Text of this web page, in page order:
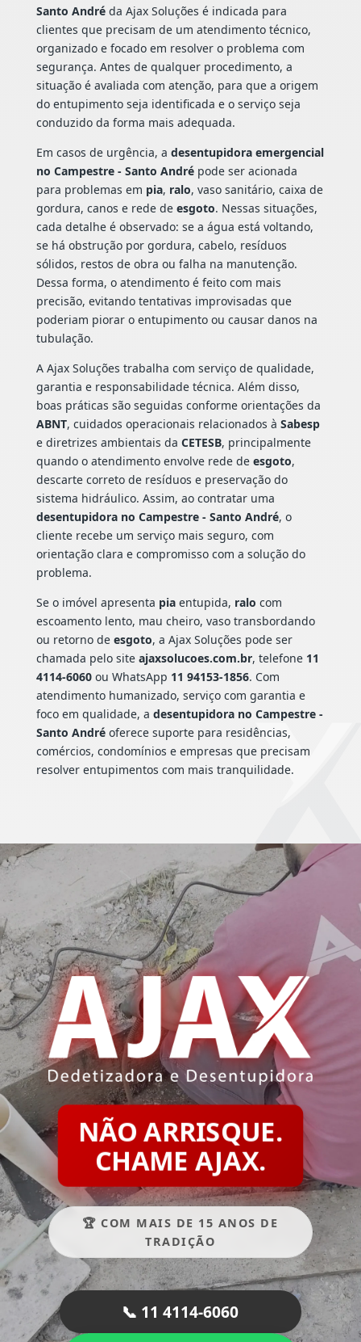
Santo Andréda Ajax Soluções é indicada para
clientes que precisam de um atendimento técnico,
organizado e focado em resolver o problema com
segurança. Antes de qualquer procedimento, a
situação é avaliada com atenção, para que a origem
do entupimento seja identificada e o serviço seja
conduzido da forma mais adequada.
Em casos de urgência, a desentupidora emergencial
no Campestre - Santo Andrépode ser acionada
para problemas em pia, ralo, vaso sanitário, caixa de
gordura, canos e rede de esgoto. Nessas situações,
cada detalhe é observado: se a água está voltando,
se há obstrução por gordura, cabelo, resíduos
sólidos, restos de obra ou falha na manutenção.
Dessa forma, o atendimento é feito com mais
precisão, evitando tentativas improvisadas que
poderiam piorar o entupimento ou causar danos na
tubulação.
A Ajax Soluções trabalha com serviço de qualidade,
garantia e responsabilidade técnica. Além disso,
boas práticas são seguidas conforme orientações da
ABNT, cuidados operacionais relacionados à Sabesp
e diretrizes ambientais da CETESB, principalmente
quando o atendimento envolve rede de esgoto,
descarte correto de resíduos e preservação do
sistema hidráulico. Assim, ao contratar uma
desentupidora no Campestre - Santo André, o
cliente recebe um serviço mais seguro, com
orientação clara e compromisso com a solução do
problema.
Se o imóvel apresenta piaentupida, ralo com
escoamento lento, mau cheiro, vaso transbordando
ou retorno de esgoto, a Ajax Soluções pode ser
chamada pelo site ajaxsolucoes.com.br, telefone 11
4114-6060ou WhatsApp 11 94153-1856. Com
atendimento humanizado, serviço com garantia e
foco em qualidade, a desentupidora no Campestre -
Santo Andréoferece suporte para residências,
comércios, condomínios e empresas que precisam
resolver entupimentos com mais tranquilidade.
NÃO ARRISQUE.
CHAME AJAX.
🏆 COM MAIS DE 15 ANOS DE
TRADIÇÃO
📞 11 4114-6060